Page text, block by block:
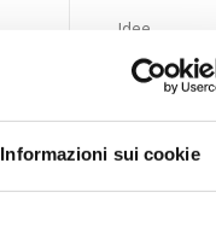
Informazioni sui cookie
Idee
La Parola
Lavoro
Pensieri